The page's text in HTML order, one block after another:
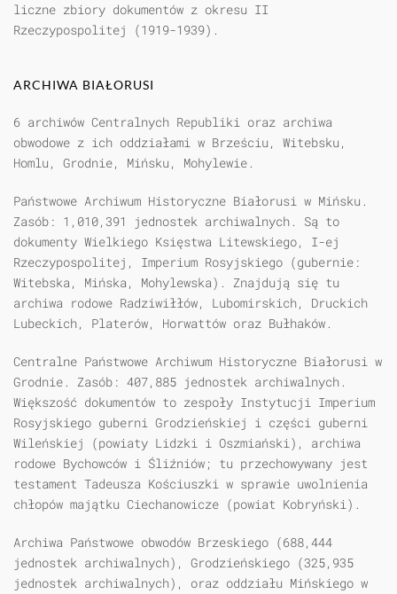
liczne zbiory dokumentów z okresu II
Rzeczypospolitej (1919-1939).
ARCHIWA BIAŁORUSI
6 archiwów Centralnych Republiki oraz archiwa
obwodowe z ich oddziałami w Brześciu, Witebsku,
Homlu, Grodnie, Mińsku, Mohylewie.
Państwowe Archiwum Historyczne Białorusi w Mińsku.
Zasób: 1,010,391 jednostek archiwalnych. Są to
dokumenty Wielkiego Księstwa Litewskiego, I-ej
Rzeczypospolitej, Imperium Rosyjskiego (gubernie:
Witebska, Mińska, Mohylewska). Znajdują się tu
archiwa rodowe Radziwiłłów, Lubomirskich, Druckich
Lubeckich, Platerów, Horwattów oraz Bułhaków.
Centralne Państwowe Archiwum Historyczne Białorusi w
Grodnie. Zasób: 407,885 jednostek archiwalnych.
Większość dokumentów to zespoły Instytucji Imperium
Rosyjskiego guberni Grodzieńskiej i części guberni
Wileńskiej (powiaty Lidzki i Oszmiański), archiwa
rodowe Bychowców i Śliźniów; tu przechowywany jest
testament Tadeusza Kościuszki w sprawie uwolnienia
chłopów majątku Ciechanowicze (powiat Kobryński).
Archiwa Państwowe obwodów Brzeskiego (688,444
jednostek archiwalnych), Grodzieńskiego (325,935
jednostek archiwalnych), oraz oddziału Mińskiego w